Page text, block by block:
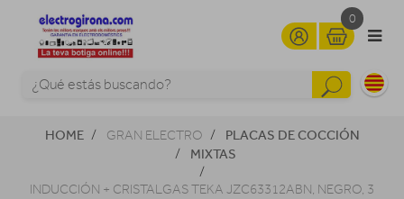
0
HOME GRAN ELECTRO
PLACAS DE COCCIÓN
MIXTAS
INDUCCIÓN + CRISTALGAS TEKA JZC63312ABN, NEGRO, 3